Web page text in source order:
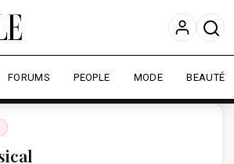
cookies pour améliorer votre
l'audience.
En savoir plus
tout Personnaliser
FORUMS PEOPLE MODE BEAUTÉ